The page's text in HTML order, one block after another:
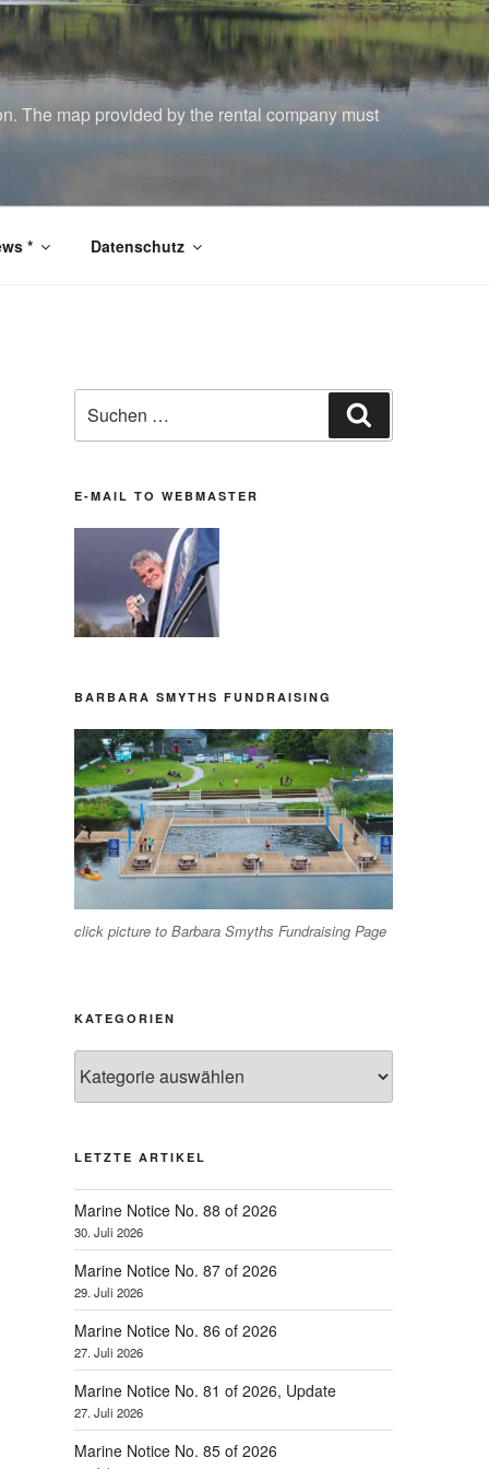
The map provided by the rental company must
* Datenschutz
nach:
E-MAIL TO WEBMASTER
BARBARA SMYTHS FUNDRAISING
click picture to Barbara Smyths Fundraising Page
KATEGORIEN
LETZTE ARTIKEL
Marine Notice No. 88 of 2026
30. Juli 2026
Marine Notice No. 87 of 2026
29. Juli 2026
Marine Notice No. 86 of 2026
27. Juli 2026
Marine Notice No. 81 of 2026, Update
27. Juli 2026
Marine Notice No. 85 of 2026